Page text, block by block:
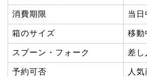
消費期限 当
箱のサイズ 移動
スプーン・フォーク 差
予約可否 人